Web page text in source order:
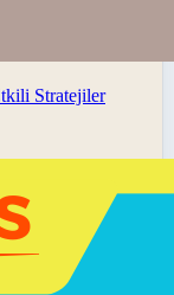
Stratejiler